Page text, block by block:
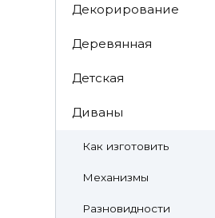
Декорирование
Деревянная
Детская
Диваны
Как изготовить
Механизмы
Разновидности